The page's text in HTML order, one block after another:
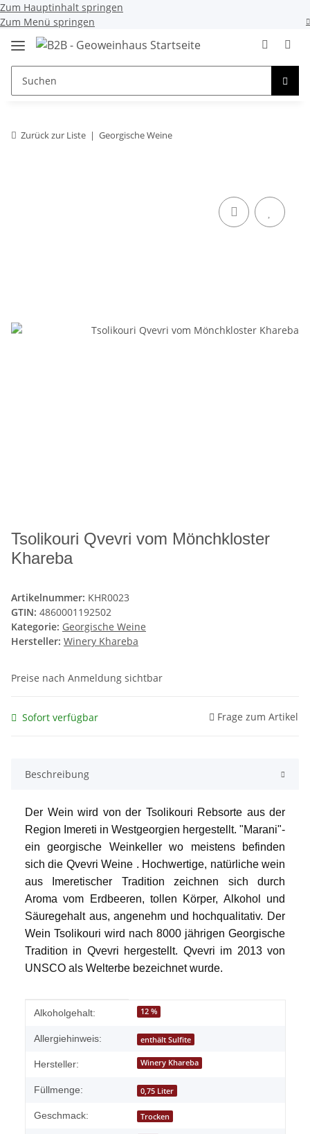
Zum Hauptinhalt springen
Zum Menü springen
Zurück zur Liste Georgische Weine
Tsolikouri Qvevri vom Mönchkloster
Khareba
Artikelnummer: KHR0023
GTIN: 4860001192502
Kategorie: Georgische Weine
Hersteller: Winery Khareba
Preise nach Anmeldung sichtbar
Sofort verfügbar Frage zum Artikel
Beschreibung
Der Wein wird von der Tsolikouri Rebsorte aus der
Region Imereti in Westgeorgien hergestellt. "Marani"-
ein georgische Weinkeller wo meistens befinden
sich die Qvevri Weine . Hochwertige, natürliche wein
aus Imeretischer Tradition zeichnen sich durch
Aroma vom Erdbeeren, tollen Körper, Alkohol und
Säuregehalt aus, angenehm und hochqualitativ. Der
Wein Tsolikouri wird nach 8000 jährigen Georgische
Tradition in Qvevri hergestellt. Qvevri im 2013 von
UNSCO als Welterbe bezeichnet wurde.
Produkteigenschaft
Wert
Alkoholgehalt: 12 %
Allergiehinweis: enthält Sulfite
Hersteller: Winery Khareba
Füllmenge: 0,75 Liter
Geschmack: Trocken